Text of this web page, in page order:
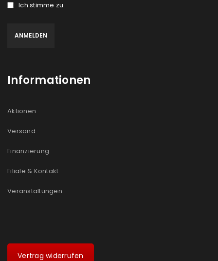
Ich stimme zu
Informationen
Aktionen
Versand
Finanzierung
Filiale & Kontakt
Veranstaltungen
Vertrag widerrufen